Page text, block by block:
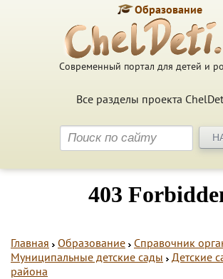
Современный портал для детей и
Все разделы проекта
Образование
Главная Образование
Справочник
Муниципальные детские сады
Детские
района